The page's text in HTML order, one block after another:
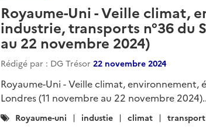
Royaume-Uni - Veille climat,
industrie, transports n°36 du
au 22 novembre 2024)
Rédigé par : DG Trésor 22 novembre 2024
Royaume-Uni - Veille climat, environnement,
Londres (11 novembre au 22 novembre
Catégories
Royaume-uni industie climat transport